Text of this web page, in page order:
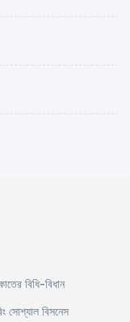
বিধি-বিধান
সোশ্যাল বিসনেস